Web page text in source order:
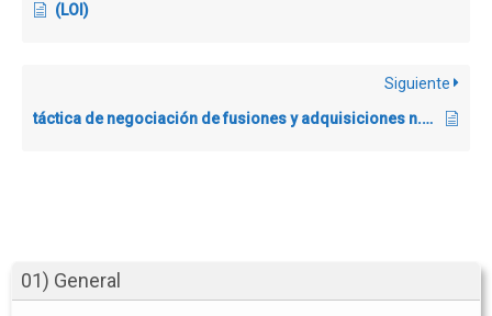
01) General
(LOI)
Siguiente
táctica de negociación de fusiones y adquisiciones n.° 1: la honestidad.